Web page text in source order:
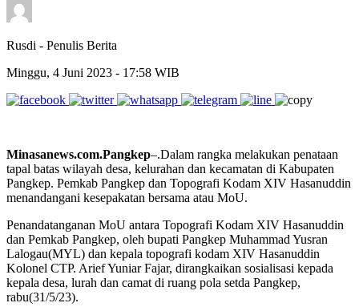
Rusdi - Penulis Berita
Minggu, 4 Juni 2023 - 17:58 WIB
Minasanews.com.Pangkep–.Dalam rangka melakukan penataan
tapal batas wilayah desa, kelurahan dan kecamatan di Kabupaten
Pangkep. Pemkab Pangkep dan Topografi Kodam XIV Hasanuddin
menandangani kesepakatan bersama atau MoU.
Penandatanganan MoU antara Topografi Kodam XIV Hasanuddin
dan Pemkab Pangkep, oleh bupati Pangkep Muhammad Yusran
Lalogau(MYL) dan kepala topografi kodam XIV Hasanuddin
Kolonel CTP. Arief Yuniar Fajar, dirangkaikan sosialisasi kepada
kepala desa, lurah dan camat di ruang pola setda Pangkep,
rabu(31/5/23).